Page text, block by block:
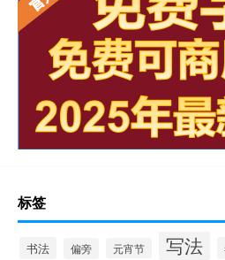
标签
书法 偏旁 元宵节 写法